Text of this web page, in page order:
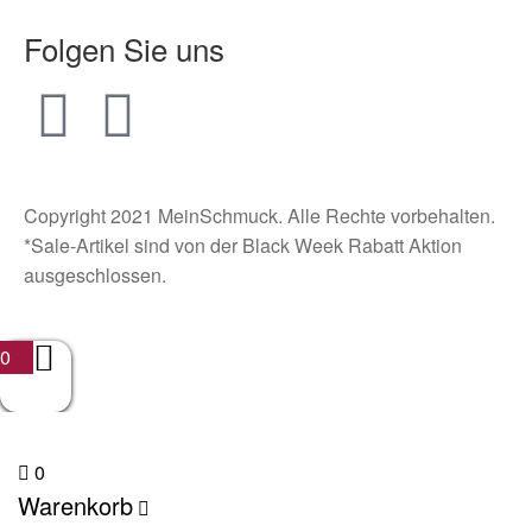
Folgen Sie uns
Copyright 2021 MeinSchmuck. Alle Rechte vorbehalten.
*Sale-Artikel sind von der Black Week Rabatt Aktion
ausgeschlossen.
0
0
Warenkorb